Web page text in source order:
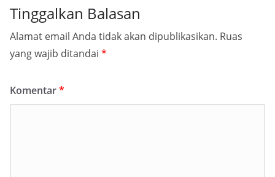
Tinggalkan Balasan
Alamat email Anda tidak akan dipublikasikan. Ruas
yang wajib ditandai *
Komentar*